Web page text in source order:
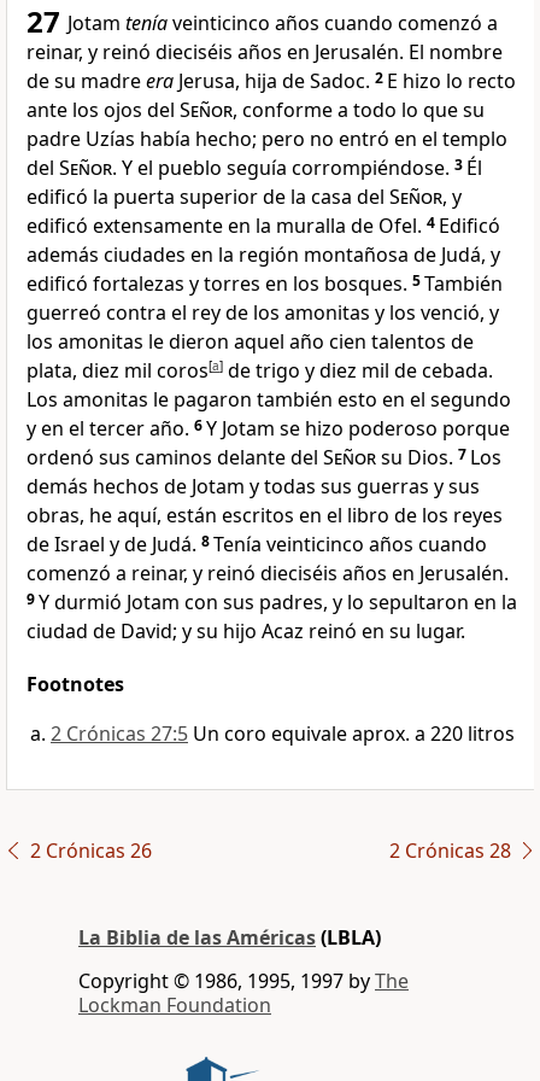
27 Jotam teníaveinticinco años cuando comenzó a
reinar, y reinó dieciséis años en Jerusalén. El nombre
de su madreera Jerusa, hija de Sadoc. 2 E hizo lo recto
ante los ojos del Señor, conforme a todo lo que su
padre Uzías había hecho; pero no entró en el templo
del Señor. Y el pueblo seguía corrompiéndose. 3 Él
edificó la puerta superior de la casa del Señor, y
edificó extensamente en la muralla de Ofel. 4 Edificó
además ciudades en la región montañosa de Judá, y
edificó fortalezas y torres en los bosques. 5También
guerreó contra el rey de los amonitas y los venció, y
los amonitas le dieron aquel año cien talentos de
plata, diez mil coros[a] de trigo y diez mil de cebada.
Los amonitas le pagaron también esto en el segundo
y en el tercer año. 6Y Jotam se hizo poderoso porque
ordenó sus caminos delante del Señorsu Dios. 7 Los
demás hechos de Jotam y todas sus guerras y sus
obras, he aquí, están escritos en el libro de los reyes
de Israel y de Judá. 8Tenía veinticinco años cuando
comenzó a reinar, y reinó dieciséis años en Jerusalén.
9Y durmió Jotam con sus padres, y lo sepultaron en la
ciudad de David; y su hijo Acaz reinó en su lugar.
Footnotes
2 Crónicas 27:5 Un coro equivale aprox. a 220 litros
2 Crónicas 26 2 Crónicas 28
La Biblia de las Américas(LBLA)
Copyright © 1986, 1995, 1997 byThe
Lockman Foundation